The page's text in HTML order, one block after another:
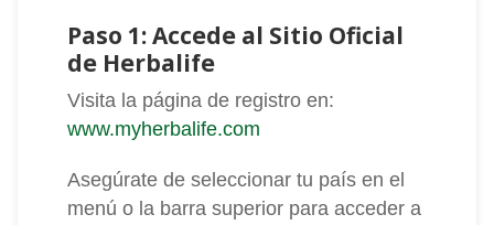
Paso 1: Accede al Sitio Oficial
de Herbalife
Visita la página de registro en:
www.myherbalife.com
Asegúrate de seleccionar tu país en el
menú o la barra superior para acceder a